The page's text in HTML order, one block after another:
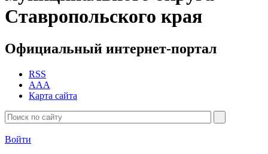
Ставропольского края
Официальный интернет-портал
RSS
AAA
Карта сайта
Войти